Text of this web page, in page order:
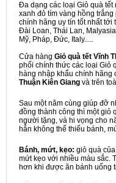
Đa dạng các loại Giỏ quà tết
xanh đỏ tím vàng hồng
chính hãng uy tín tốt nhất
Đài Loan, Thái Lan,
Mỹ, Pháp, Đức, Italy.....
Cửa hàng Giỏ quà tết Vĩnh
phối chính thức các loại Giỏ
hàng nhập khẩu chính
Thuận Kiên Giang và trên
Sau một năm cùng giúp đỡ
đồng thành công thì một giỏ
người tặng, và hi vọng cho
hẳn không thể thiếu bánh,
Bánh, mứt, kẹo: giỏ quà
mứt kẹo với nhiều màu sắc.
hơn khi được ăn bánh uống